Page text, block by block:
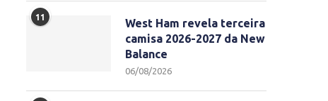
11
West Ham revela terceira
camisa 2026-2027 da New
Balance
06/08/2026